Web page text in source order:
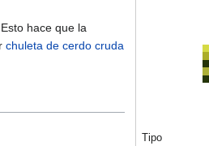
Tipo
hace que la
chuleta de cerdo cruda